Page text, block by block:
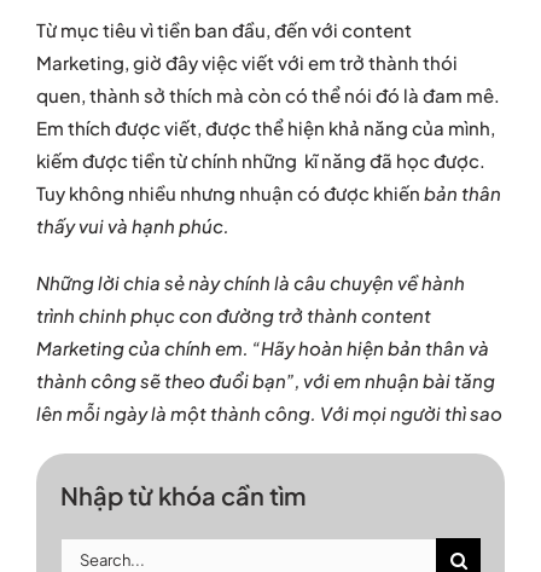
Từ mục tiêu vì tiền ban đầu, đến với content
Marketing, giờ đây việc viết với em trở thành thói
quen, thành sở thích mà còn có thể nói đó là đam mê.
Em thích được viết, được thể hiện khả năng của mình,
kiếm được tiền từ chính những kĩ năng đã học được.
Tuy không nhiều nhưng nhuận có được khiến bản thân
thấy vui và hạnh phúc.
Những lời chia sẻ này chính là câu chuyện về hành
trình chinh phục con đường trở thành content
Marketing của chính em. “Hãy hoàn hiện bản thân và
thành công sẽ theo đuổi bạn”, với em nhuận bài tăng
lên mỗi ngày là một thành công. Với mọi người thì sao
Nhập từ khóa cần tìm
Search